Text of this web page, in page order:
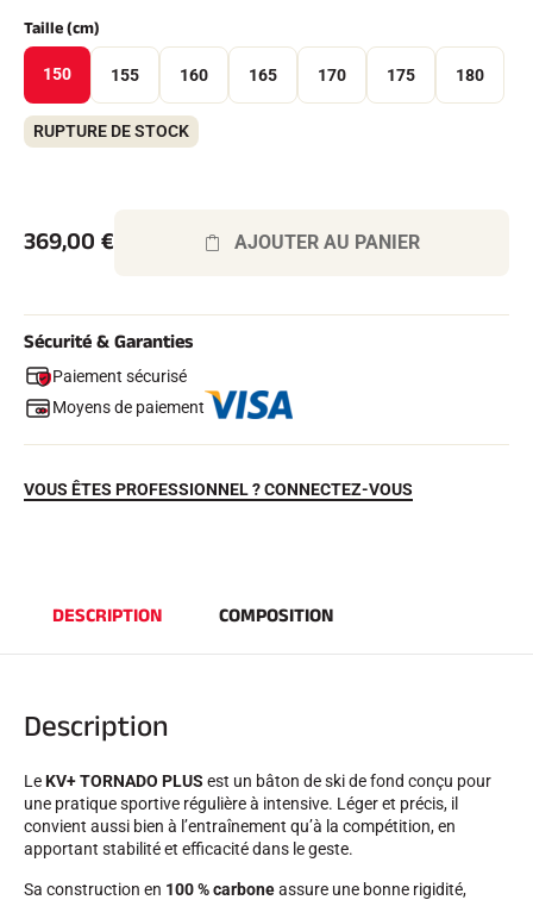
Transpondeurs et boucles
Cellules et détection
Photofinish
Afficheurs et horloge
LOGICIELS
Suite Equestre
MULTI-SPORTS
EQUITATION
Taille (cm)
150 155 160 165 170 175 180
RUPTURE DE STOCK
369,00 € AJOUTER AU PANIER
Sécurité & Garanties
Paiement sécurisé
Moyens de paiement
VOUS ÊTES PROFESSIONNEL ? CONNECTEZ-VOUS
DESCRIPTION COMPOSITION
Description
LeKV+ TORNADO PLUS est un bâton de ski de fond conçu pour
une pratique sportive régulière à intensive. Léger et précis, il
convient aussi bien à l’entraînement qu’à la compétition, en
apportant stabilité et efficacité dans le geste.
Sa construction en 100 % carboneassure une bonne rigidité,